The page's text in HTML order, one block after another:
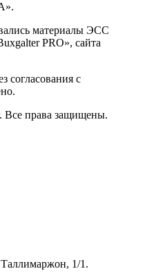
материалы ЭСС
PRO», сайта
согласования с
права защищены.
1/1.